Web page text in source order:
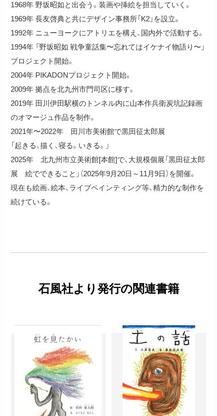
1968年 野坂昭如と出会う。装画や挿絵を担当していく。
1969年 長友啓典と共にデザイン事務所「K2」を設立。
1992年 ニューヨークにアトリエを構え、国内外で活動する。
1994年 「野坂昭如 戦争童話集〜忘れてはイケナイ物語り〜」
プロジェクト開始。
2004年 PIKADONプロジェクト開始。
2009年 拠点を北九州市門司区に移す。
2019年 田川伊田駅横のトンネル内に山本作兵衛炭坑記録画
のオマージュ作品を制作。
2021年〜2022年 田川市美術館で黒田征太郎展
「起きる、描く、寝る。いきる。」
2025年 北九州市立美術館[本館]で、大規模個展「黒田征太郎
展 絵でできること」（2025年9月20日～11月9日）を開催。
現在も絵画、絵本、ライブペインティング等、精力的な制作を
続けている。
石風社より発行の関連書籍